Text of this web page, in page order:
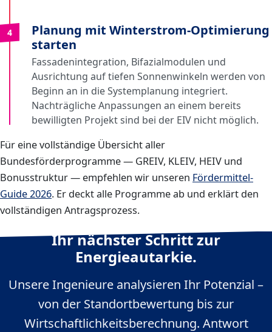
4
Planung mit Winterstrom-Optimierung
starten
Fassadenintegration, Bifazialmodulen und
Ausrichtung auf tiefen Sonnenwinkeln werden von
Beginn an in die Systemplanung integriert.
Nachträgliche Anpassungen an einem bereits
bewilligten Projekt sind bei der EIV nicht möglich.
Für eine vollständige Übersicht aller
Bundesförderprogramme — GREIV, KLEIV, HEIV und
Bonusstruktur — empfehlen wir unseren Fördermittel-
Guide 2026. Er deckt alle Programme ab und erklärt den
vollständigen Antragsprozess.
Ihr nächster Schritt zur
Energieautarkie.
Unsere Ingenieure analysieren Ihr Potenzial –
von der Standortbewertung bis zur
Wirtschaftlichkeitsberechnung. Antwort